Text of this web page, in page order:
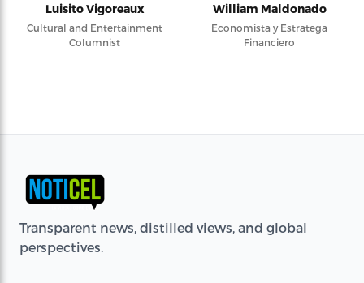
Luisito Vigoreaux
Cultural and Entertainment
Columnist
William Maldonado
Economista y Estratega
Financiero
Transparent news, distilled views, and global
perspectives.